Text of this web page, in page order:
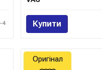
4 Купити
Оригінал